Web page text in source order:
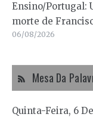
Ensino/Portugal:
morte de
06/08/2026
Mesa Da
Quinta-Feira, 6